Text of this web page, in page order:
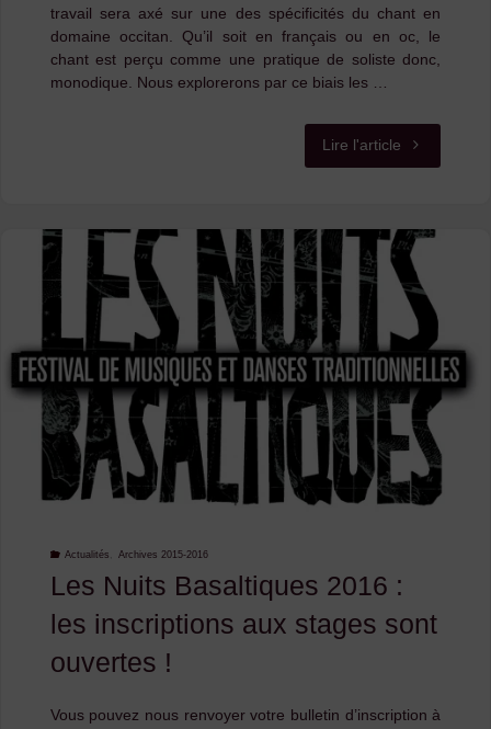
travail sera axé sur une des spécificités du chant en
domaine occitan. Qu’il soit en français ou en oc, le
chant est perçu comme une pratique de soliste donc,
monodique. Nous explorerons par ce biais les …
Lire l'article"Stage
Chant
Traditionnel"
Actualités Archives 2015-2016
Les Nuits Basaltiques 2016 :
les inscriptions aux stages sont
ouvertes !
Vous pouvez nous renvoyer votre bulletin d’inscription à